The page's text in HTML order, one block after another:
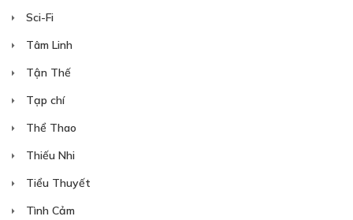
Sci-Fi
Tâm Linh
Tận Thế
Tạp chí
Thể Thao
Thiếu Nhi
Tiểu Thuyết
Tình Cảm